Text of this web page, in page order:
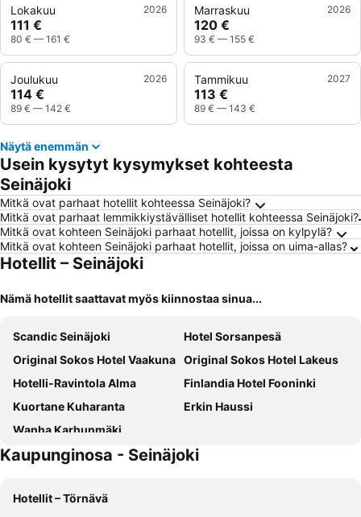
Lokakuu 2026
111 €
80 € — 161 €
Marraskuu 2026
120 €
93 € — 155 €
Joulukuu 2026
114 €
89 € — 142 €
Tammikuu 2027
113 €
89 € — 143 €
Näytä enemmän
Usein kysytyt kysymykset kohteesta
Seinäjoki
Mitkä ovat parhaat hotellit kohteessa Seinäjoki?
Mitkä ovat parhaat lemmikkiystävälliset hotellit kohteessa Seinäjoki?
Mitkä ovat kohteen Seinäjoki parhaat hotellit, joissa on kylpylä?
Mitkä ovat kohteen Seinäjoki parhaat hotellit, joissa on uima-allas?
Hotellit – Seinäjoki
Nämä hotellit saattavat myös kiinnostaa sinua...
Scandic Seinäjoki
Hotel Sorsanpesä
Original Sokos Hotel Vaakuna Original Sokos Hotel Lakeus
Hotelli-Ravintola Alma
Finlandia Hotel Fooninki
Kuortane Kuharanta
Erkin Haussi
Wanha Karhunmäki
Kaupunginosa - Seinäjoki
Hotellit – Törnävä